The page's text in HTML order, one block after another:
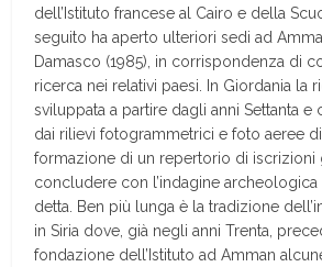
dell’Istituto francese al Cairo e della
seguito ha aperto ulteriori sedi ad
Damasco (1985), in corrispondenza di
ricerca nei relativi paesi. In Giordania la
sviluppata a partire dagli anni Settanta e
dai rilievi fotogrammetrici e foto aeree di
formazione di un repertorio di iscrizioni
concludere con l’indagine
detta. Ben più lunga è la tradizione
in Siria dove, già negli anni Trenta,
fondazione dell’Istituto ad Amman